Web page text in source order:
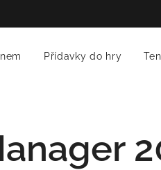
Přídavky do hry